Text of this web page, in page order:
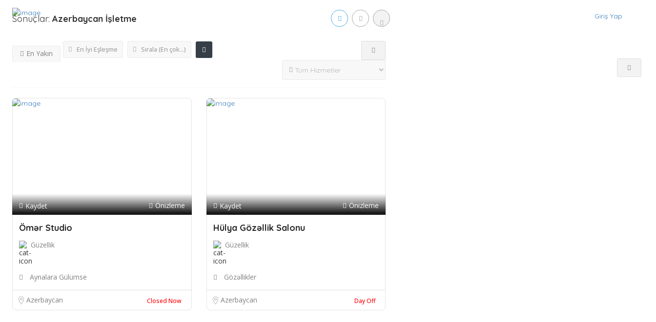
Giriş Yap
Sonuçlar: Azerbaycan İşletme
En Yakın En İyi Eşleşme Sırala (En çok...)
Kaydet Önizleme
Ömər Studio
Güzellik
Aynalara Gülümse
Azerbaycan Closed Now
Kaydet Önizleme
Hülya Gözəllik Salonu
Güzellik
Gözəllikler
Azerbaycan Day Off